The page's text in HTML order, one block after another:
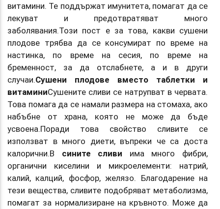
витамини. Те поддържат имунитета, помагат да се
лекуват и предотвратяват много
заболявания.Този пост е за това, какви сушени
плодове трябва да се консумират по време на
настинка, по време на сесия, по време на
бременност, за да отслабнете, а и в други
случаи.Сушени плодове вместо таблетки и
витаминиСушените сливи се натрупват в червата.
Това помага да се намали размера на стомаха, ако
набъбне от храна, която не може да бъде
усвоена.Поради това свойство сливите се
използват в много диети, въпреки че са доста
калорични.В сините сливи има много фибри,
органични киселини и микроелементи: натрий,
калий, калций, фосфор, желязо. Благодарение на
тези вещества, сливите подобряват метаболизма,
помагат за нормализиране на кръвното. Може да